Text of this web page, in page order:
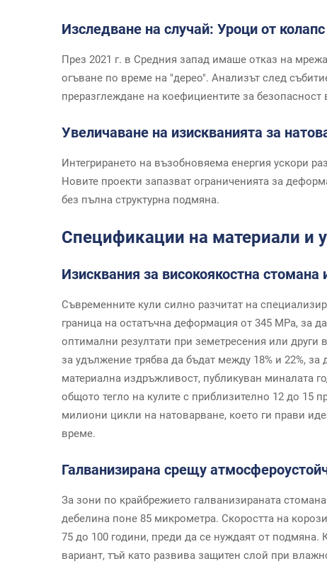
Изследване на случай: Уроци от
През 2021 г. в Средния запад имаше отказ на
огъване по време на "дерео". Анализът след
преразглеждане на коефициентите за безопасност
Увеличаване на изискванията за
Интегрирането на възобновяема енергия ускори
Новите проекти запазват ограниченията за
без пълна структурна подмяна.
Спецификации на материали и
Изисквания за високоякостна
Съвременните кули силно разчитат на
граница на остатъчна деформация от 345 MPa, за
оптимални резултати при земетресения или
за удължение трябва да бъдат между 18% и 22%,
материална издръжливост, публикуван миналата
общото тегло на кулите с приблизително 12 до 15
милиони цикли на натоварване, което ги прави
време.
Галванизирана срещу
За зони по крайбрежието галванизираната
дебелина поне 85 микрометра. Скоростта на
75 до 100 години, преди да се нуждаят от подмяна.
вариант, тъй като развива защитен слой при